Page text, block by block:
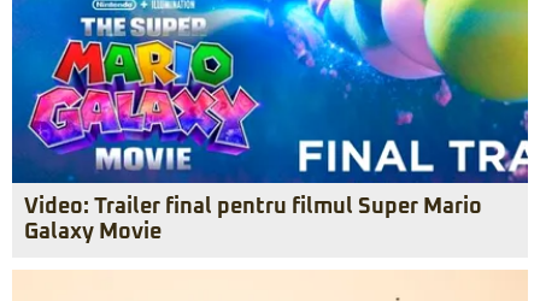
Video: Trailer final pentru filmul Super Mario
Galaxy Movie